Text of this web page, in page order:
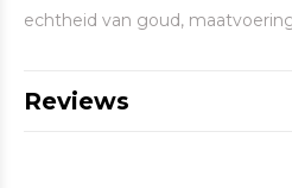
echtheid van goud,
Reviews